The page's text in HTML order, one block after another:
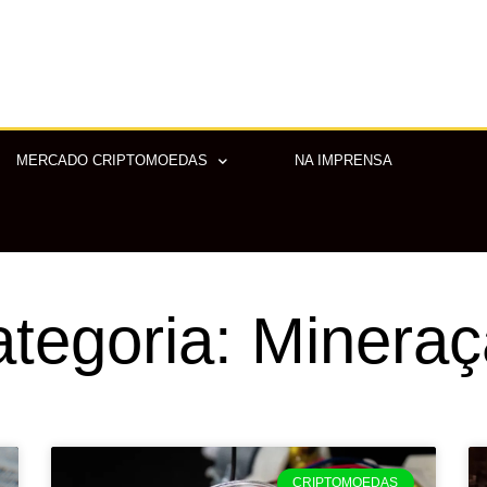
MERCADO CRIPTOMOEDAS NA IMPRENSA
CRIPTOMOEDAS